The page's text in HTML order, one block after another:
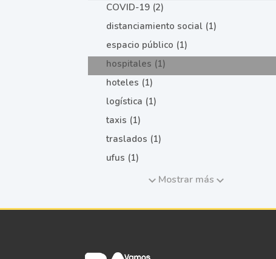
COVID-19 (2)
distanciamiento social (1)
espacio público (1)
hospitales (1)
hoteles (1)
logística (1)
taxis (1)
traslados (1)
ufus (1)
Mostrar más